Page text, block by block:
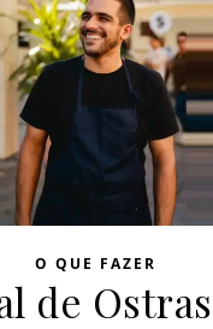
O QUE FAZER
de